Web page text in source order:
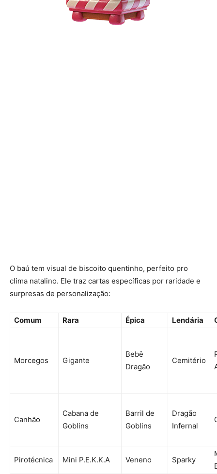
O baú tem visual de biscoito quentinho, perfeito pro
clima natalino. Ele traz cartas específicas por raridade e
surpresas de personalização:
Comum Rara Épica Lendária
Morcegos Gigante
Bebê
Dragão
Cemitério
Canhão
Cabana de
Goblins
Barril de
Goblins
Dragão
Infernal
Pirotécnica Mini P.E.K.K.A Veneno Sparky